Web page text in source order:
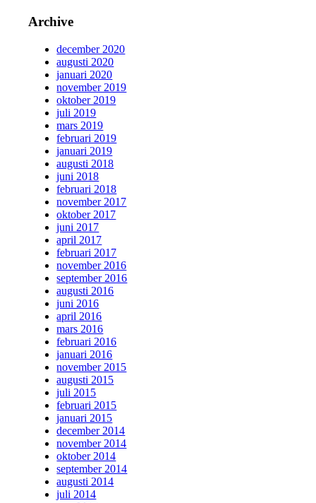
Archive
december 2020
augusti 2020
januari 2020
november 2019
oktober 2019
juli 2019
mars 2019
februari 2019
januari 2019
augusti 2018
juni 2018
februari 2018
november 2017
oktober 2017
juni 2017
april 2017
februari 2017
november 2016
september 2016
augusti 2016
juni 2016
april 2016
mars 2016
februari 2016
januari 2016
november 2015
augusti 2015
juli 2015
februari 2015
januari 2015
december 2014
november 2014
oktober 2014
september 2014
augusti 2014
juli 2014